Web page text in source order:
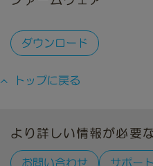
ダウンロード
トップに戻る
より詳しい情報が必要
お問い合わせ サポー